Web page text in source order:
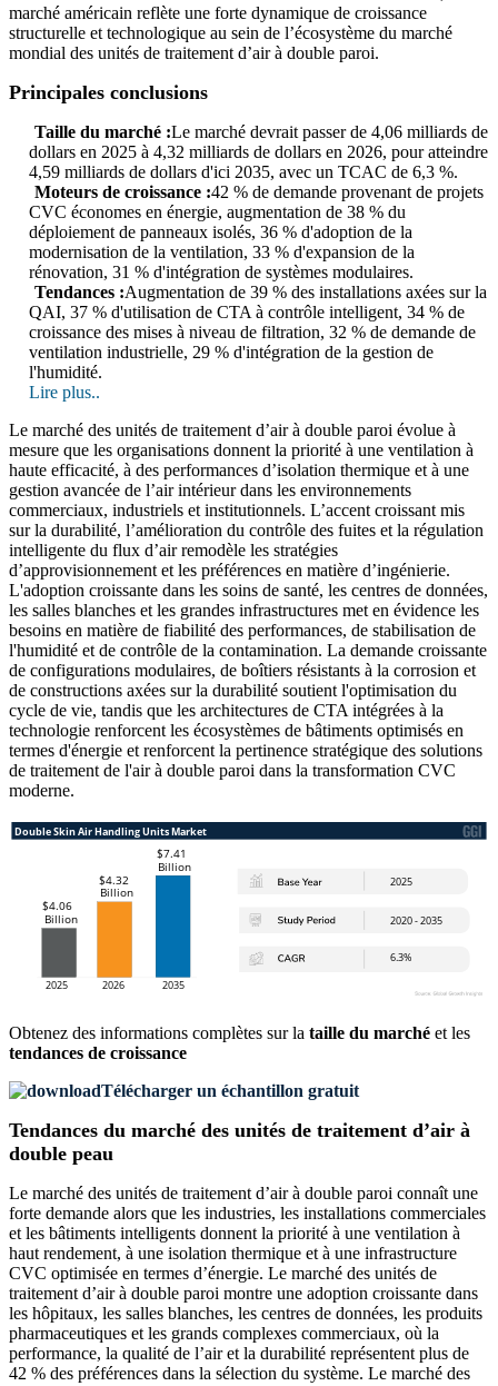
marché américain reflète une forte dynamique de croissance
structurelle et technologique au sein de l’écosystème du marché
mondial des unités de traitement d’air à double paroi.
Principales conclusions
Taille du marché :Le marché devrait passer de 4,06 milliards de
dollars en 2025 à 4,32 milliards de dollars en 2026, pour atteindre
4,59 milliards de dollars d'ici 2035, avec un TCAC de 6,3 %.
Moteurs de croissance :42 % de demande provenant de projets
CVC économes en énergie, augmentation de 38 % du
déploiement de panneaux isolés, 36 % d'adoption de la
modernisation de la ventilation, 33 % d'expansion de la
rénovation, 31 % d'intégration de systèmes modulaires.
Tendances :Augmentation de 39 % des installations axées sur la
QAI, 37 % d'utilisation de CTA à contrôle intelligent, 34 % de
croissance des mises à niveau de filtration, 32 % de demande de
ventilation industrielle, 29 % d'intégration de la gestion de
l'humidité.
Lire plus..
Le marché des unités de traitement d’air à double paroi évolue à
mesure que les organisations donnent la priorité à une ventilation à
haute efficacité, à des performances d’isolation thermique et à une
gestion avancée de l’air intérieur dans les environnements
commerciaux, industriels et institutionnels. L’accent croissant mis
sur la durabilité, l’amélioration du contrôle des fuites et la régulation
intelligente du flux d’air remodèle les stratégies
d’approvisionnement et les préférences en matière d’ingénierie.
L'adoption croissante dans les soins de santé, les centres de données,
les salles blanches et les grandes infrastructures met en évidence les
besoins en matière de fiabilité des performances, de stabilisation de
l'humidité et de contrôle de la contamination. La demande croissante
de configurations modulaires, de boîtiers résistants à la corrosion et
de constructions axées sur la durabilité soutient l'optimisation du
cycle de vie, tandis que les architectures de CTA intégrées à la
technologie renforcent les écosystèmes de bâtiments optimisés en
termes d'énergie et renforcent la pertinence stratégique des solutions
de traitement de l'air à double paroi dans la transformation CVC
moderne.
Obtenez des informations complètes sur la taille du marché et les
tendances de croissance
Télécharger un échantillon gratuit
Tendances du marché des unités de traitement d’air à
double peau
Le marché des unités de traitement d’air à double paroi connaît une
forte demande alors que les industries, les installations commerciales
et les bâtiments intelligents donnent la priorité à une ventilation à
haut rendement, à une isolation thermique et à une infrastructure
CVC optimisée en termes d’énergie. Le marché des unités de
traitement d’air à double paroi montre une adoption croissante dans
les hôpitaux, les salles blanches, les centres de données, les produits
pharmaceutiques et les grands complexes commerciaux, où la
performance, la qualité de l’air et la durabilité représentent plus de
42 % des préférences dans la sélection du système. Le marché des